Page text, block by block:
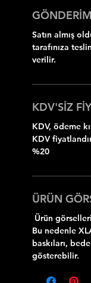
Satın almış
tarafınıza
verilir.
KDV'SİZ
KDV, ödeme
KDV
%20
ÜRÜN
Ürün
Bu nedenle
baskıları,
gösterebilir.